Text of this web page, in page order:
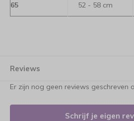
65 52 - 58 cm
Reviews
Er zijn nog geen reviews geschreven
Schrijf je eigen